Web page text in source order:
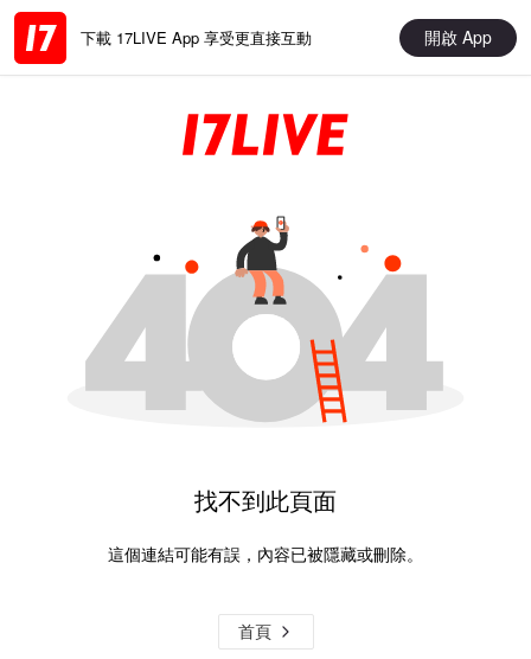
下載 17LIVE App 享受更直接互動 開啟 App
找不到此頁面
這個連結可能有誤，內容已被隱藏或刪除。
首頁